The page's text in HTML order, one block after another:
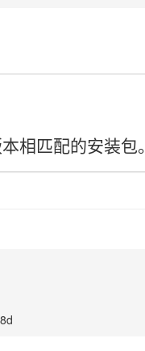
相匹配的安装包。